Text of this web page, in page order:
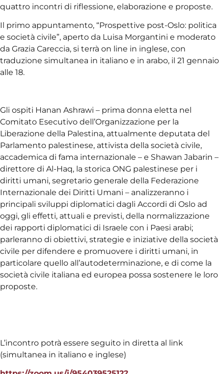
quattro incontri di riflessione, elaborazione e proposte.
Il primo appuntamento, “Prospettive post-Oslo: politica
e società civile”, aperto da Luisa Morgantini e moderato
da Grazia Careccia, si terrà on line in inglese, con
traduzione simultanea in italiano e in arabo, il 21 gennaio
alle 18.
Gli ospiti Hanan Ashrawi – prima donna eletta nel
Comitato Esecutivo dell’Organizzazione per la
Liberazione della Palestina, attualmente deputata del
Parlamento palestinese, attivista della società civile,
accademica di fama internazionale – e Shawan Jabarin –
direttore di Al-Haq, la storica ONG palestinese per i
diritti umani, segretario generale della Federazione
Internazionale dei Diritti Umani – analizzeranno i
principali sviluppi diplomatici dagli Accordi di Oslo ad
oggi, gli effetti, attuali e previsti, della normalizzazione
dei rapporti diplomatici di Israele con i Paesi arabi;
parleranno di obiettivi, strategie e iniziative della società
civile per difendere e promuovere i diritti umani, in
particolare quello all’autodeterminazione, e di come la
società civile italiana ed europea possa sostenere le loro
proposte.
L’incontro potrà essere seguito in diretta al link
(simultanea in italiano e inglese)